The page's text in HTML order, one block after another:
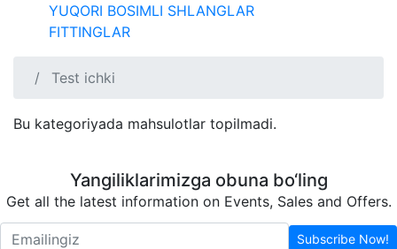
YUQORI BOSIMLI SHLANGLAR
FITTINGLAR
Test ichki
Bu kategoriyada mahsulotlar topilmadi.
Yangiliklarimizga obuna bo‘ling
Get all the latest information on Events, Sales and Offers.
Subscribe Now!